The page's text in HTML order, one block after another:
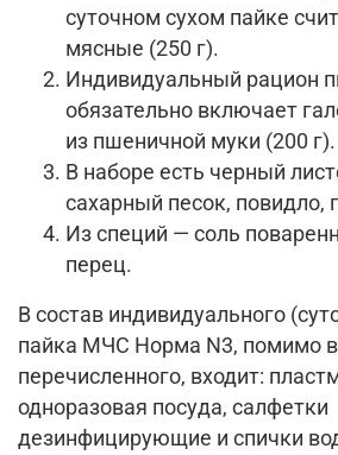
суточном сухом пайке
мясные (250 г).
Индивидуальный рацион
обязательно включает
из пшеничной муки (200 г).
В наборе есть черный
сахарный песок, повидло,
Из специй — соль
перец.
В состав индивидуального
пайка МЧС Норма N3, помимо
перечисленного, входит:
одноразовая посуда, салфетки
дезинфицирующие и спички